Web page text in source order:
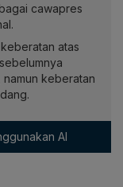
cawapres
atas
namun keberatan
AI